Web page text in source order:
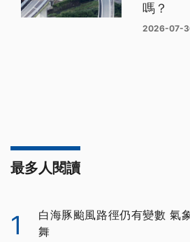
嗎？
2026-07-
最多人閱讀
1
白海豚颱風路徑仍有變數 氣
舞